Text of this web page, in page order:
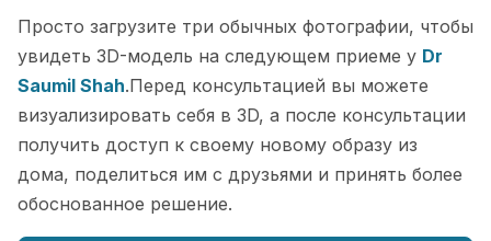
Просто загрузите три обычных фотографии, чтобы
увидеть 3D-модель на следующем приеме у Dr
Saumil Shah.Перед консультацией вы можете
визуализировать себя в 3D, а после консультации
получить доступ к своему новому образу из
дома, поделиться им с друзьями и принять более
обоснованное решение.